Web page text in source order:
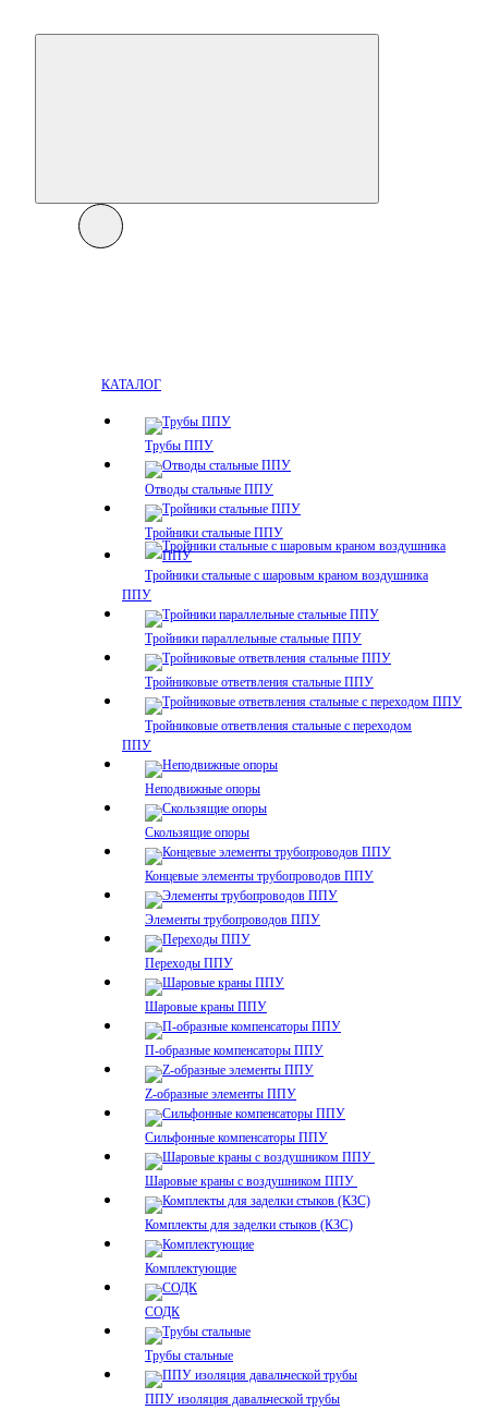
КАТАЛОГ
Трубы ППУ
Отводы стальные ППУ
Тройники стальные ППУ
Тройники стальные с шаровым краном воздушника
ППУ
Тройники параллельные стальные ППУ
Тройниковые ответвления стальные ППУ
Тройниковые ответвления стальные с переходом
ППУ
Неподвижные опоры
Скользящие опоры
Концевые элементы трубопроводов ППУ
Элементы трубопроводов ППУ
Переходы ППУ
Шаровые краны ППУ
П-образные компенсаторы ППУ
Z-образные элементы ППУ
Сильфонные компенсаторы ППУ
Шаровые краны с воздушником ППУ
Комплекты для заделки стыков (КЗС)
Комплектующие
СОДК
Трубы стальные
ППУ изоляция давальческой трубы